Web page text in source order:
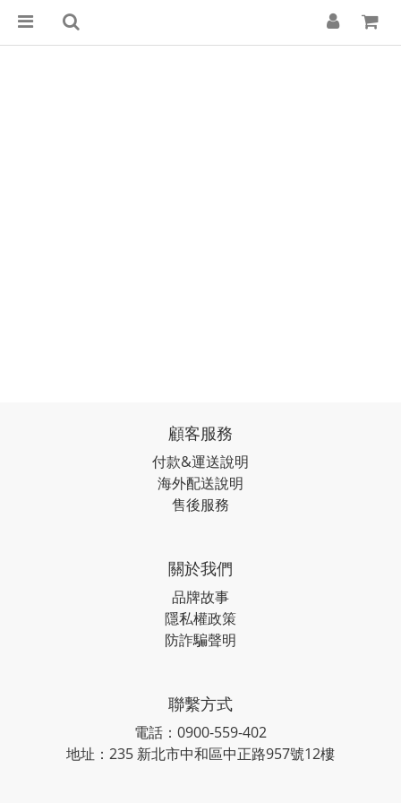
顧客服務
付款&運送說明
海外配送說明
售後服務
關於我們
品牌故事
隱私權政策
防詐騙聲明
聯繫方式
電話：0900-559-402
地址：235 新北市中和區中正路957號12樓